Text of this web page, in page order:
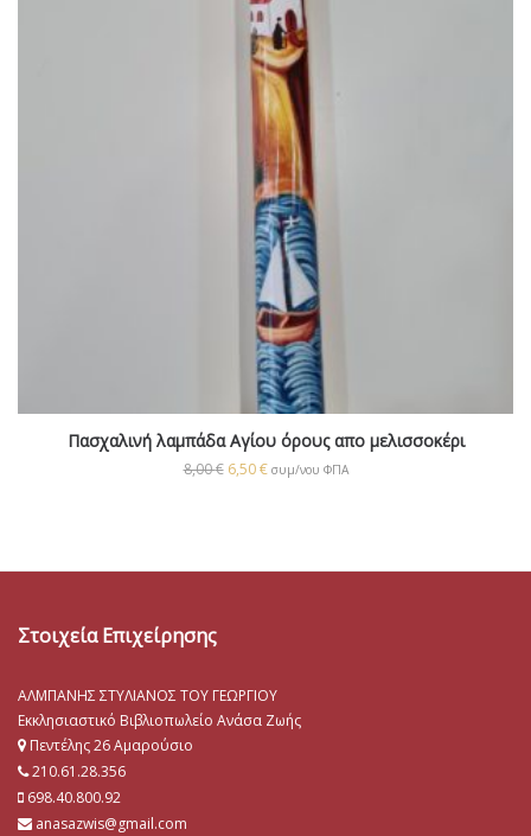
Πασχαλινή λαμπάδα Αγίου όρους απο μελισσοκέρι
8,00€ 6,50€ συμ/νου ΦΠΑ
Στοιχεία Επιχείρησης
ΑΛΜΠΑΝΗΣ ΣΤΥΛΙΑΝΟΣ ΤΟΥ ΓΕΩΡΓΙΟΥ
Εκκλησιαστικό Βιβλιοπωλείο Ανάσα Ζωής
Πεντέλης 26 Αμαρούσιο
210.61.28.356
698.40.800.92
anasazwis@gmail.com